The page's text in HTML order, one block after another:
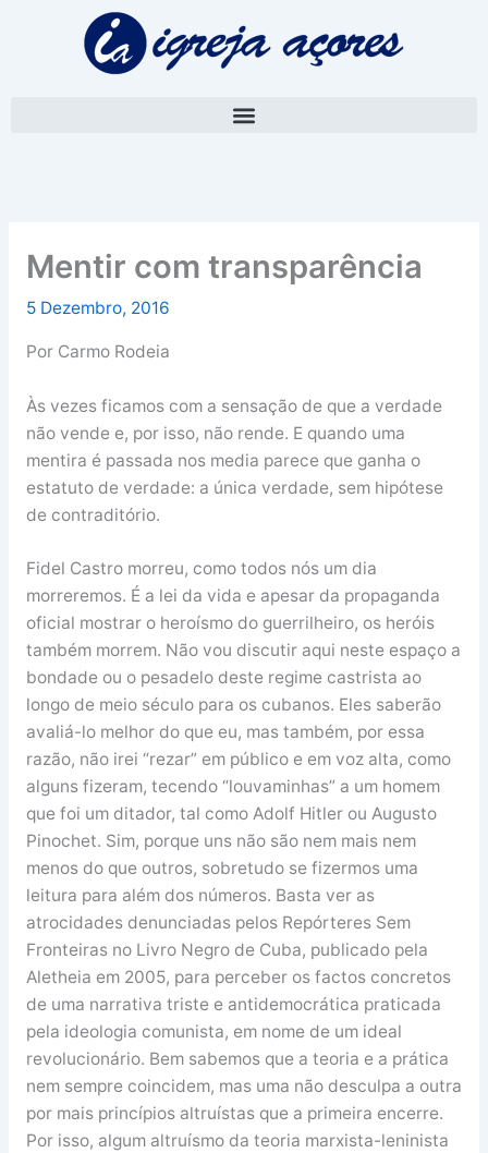
Mentir com transparência
5 Dezembro, 2016
Por Carmo Rodeia
Às vezes ficamos com a sensação de que a verdade
não vende e, por isso, não rende. E quando uma
mentira é passada nos media parece que ganha o
estatuto de verdade: a única verdade, sem hipótese
de contraditório.
Fidel Castro morreu, como todos nós um dia
morreremos. É a lei da vida e apesar da propaganda
oficial mostrar o heroísmo do guerrilheiro, os heróis
também morrem. Não vou discutir aqui neste espaço a
bondade ou o pesadelo deste regime castrista ao
longo de meio século para os cubanos. Eles saberão
avaliá-lo melhor do que eu, mas também, por essa
razão, não irei “rezar” em público e em voz alta, como
alguns fizeram, tecendo “louvaminhas” a um homem
que foi um ditador, tal como Adolf Hitler ou Augusto
Pinochet. Sim, porque uns não são nem mais nem
menos do que outros, sobretudo se fizermos uma
leitura para além dos números. Basta ver as
atrocidades denunciadas pelos Repórteres Sem
Fronteiras no Livro Negro de Cuba, publicado pela
Aletheia em 2005, para perceber os factos concretos
de uma narrativa triste e antidemocrática praticada
pela ideologia comunista, em nome de um ideal
revolucionário. Bem sabemos que a teoria e a prática
nem sempre coincidem, mas uma não desculpa a outra
por mais princípios altruístas que a primeira encerre.
Por isso, algum altruísmo da teoria marxista-leninista